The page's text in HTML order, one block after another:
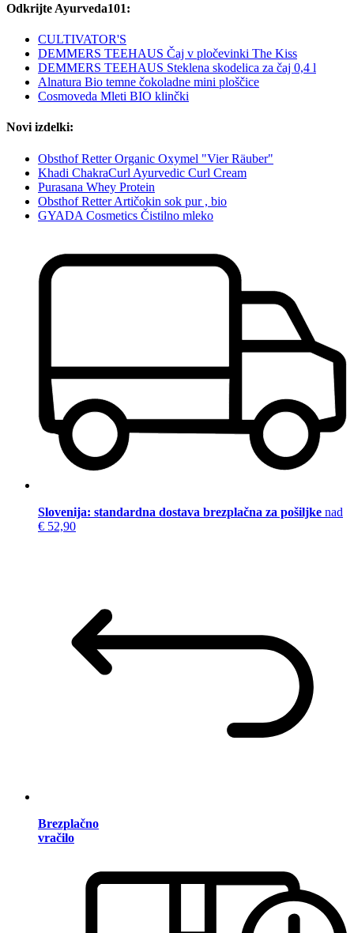
Odkrijte Ayurveda101:
CULTIVATOR'S
DEMMERS TEEHAUS Čaj v pločevinki The Kiss
DEMMERS TEEHAUS Steklena skodelica za čaj 0,4 l
Alnatura Bio temne čokoladne mini ploščice
Cosmoveda Mleti BIO klinčki
Novi izdelki:
Obsthof Retter Organic Oxymel "Vier Räuber"
Khadi ChakraCurl Ayurvedic Curl Cream
Purasana Whey Protein
Obsthof Retter Artičokin sok pur , bio
GYADA Cosmetics Čistilno mleko
Slovenija: standardna dostava brezplačna za pošiljke nad
€ 52,90
Brezplačno
vračilo